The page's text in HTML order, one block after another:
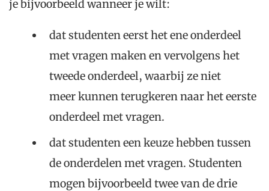
je bijvoorbeeld wanneer je wilt:
dat studenten eerst het ene onderdeel
met vragen maken en vervolgens het
tweede onderdeel, waarbij ze niet
meer kunnen terugkeren naar het eerste
onderdeel met vragen.
dat studenten een keuze hebben tussen
de onderdelen met vragen. Studenten
mogen bijvoorbeeld twee van de drie